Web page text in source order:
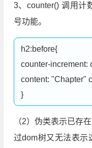
3、counter() 调用计
号功能。
h2:before{
counter-increment:
content: "Chapter"
}
（2）伪类表示已存
过dom树又无法表示